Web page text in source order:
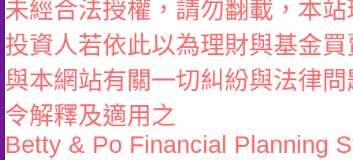
未經合法授權，請勿翻載，本
投資人若依此以為理財與基金
與本網站有關一切糾紛與法律
令解釋及適用之
Betty & Po Financial Planning